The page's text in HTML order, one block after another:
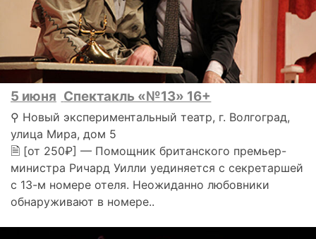
5 июня Спектакль «№13» 16+
⚲ Новый экспериментальный театр, г. Волгоград,
улица Мира, дом 5
🗎 [от 250₽] — Помощник британского премьер-
министра Ричард Уилли уединяется с секретаршей
с 13-м номере отеля. Неожиданно любовники
обнаруживают в номере..